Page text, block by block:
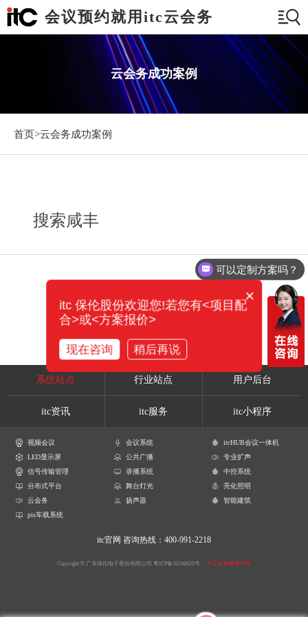
会议预约就用itc云会务
云会务成功案例
首页>云会务成功案例
搜索咸丰
系统站点 行业站点 用户后台
itc资讯 itc服务 itc小程序
视频会议 会议系统
itcHUB会议一体机
LED显示屏
公共广播
专业扩声
信号传输管理
录播系统
中控系统
分布式平台
舞台灯光
亮化照明
云会务
扬声器
智能建筑
pis车载系统
itc官网 咨询热线：400-991-2218
Copyright © 广东保伦电子股份有限公司 粤ICP备16106620号 产品参数解释声明
可以定制方案吗？
×
itc 保伦股份欢迎您!若您有<项目配
合>或<方案报价>
现在咨询 稍后再说